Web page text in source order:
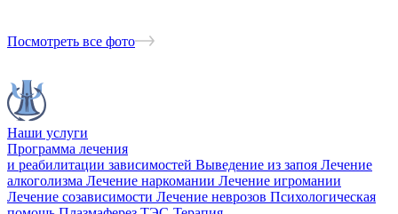
Посмотреть все фото
Наши услуги
Программа лечения
и реабилитации зависимостей Выведение из запоя Лечение
алкоголизма Лечение наркомании Лечение игромании
Лечение созависимости Лечение неврозов Психологическая